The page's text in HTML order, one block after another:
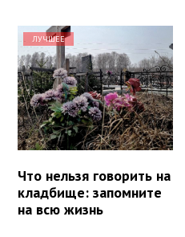
ЛУЧШЕЕ
Что нельзя говорить на
кладбище: запомните
на всю жизнь